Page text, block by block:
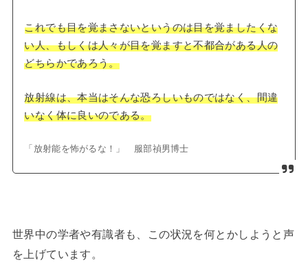
これでも目を覚まさないというのは目を覚ましたくな
い人、もしくは人々が目を覚ますと不都合がある人の
どちらかであろう。
放射線は、本当はそんな恐ろしいものではなく、間違
いなく体に良いのである。
「放射能を怖がるな！」 服部禎男博士
世界中の学者や有識者も、この状況を何とかしようと声
を上げています。